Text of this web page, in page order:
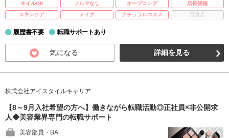
ネイルOK
ノルマなし オープニング
店長候補
スキンケア
メイク ナチュラルコスメ 百貨店
履歴書不要 転職サポートあり
気になる 詳細を見る
株式会社アイスタイルキャリア
【8～9月入社希望の方へ】働きながら転職活動◎正社員×非公開求
人◆美容業界専門の転職サポート
美容部員・BA